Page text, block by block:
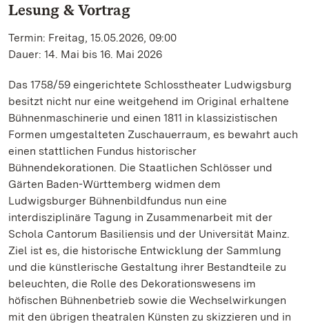
Lesung & Vortrag
Termin: Freitag, 15.05.2026, 09:00
Dauer: 14. Mai bis 16. Mai 2026
Das 1758/59 eingerichtete Schlosstheater Ludwigsburg
besitzt nicht nur eine weitgehend im Original erhaltene
Bühnenmaschinerie und einen 1811 in klassizistischen
Formen umgestalteten Zuschauerraum, es bewahrt auch
einen stattlichen Fundus historischer
Bühnendekorationen. Die Staatlichen Schlösser und
Gärten Baden-Württemberg widmen dem
Ludwigsburger Bühnenbildfundus nun eine
interdisziplinäre Tagung in Zusammenarbeit mit der
Schola Cantorum Basiliensis und der Universität Mainz.
Ziel ist es, die historische Entwicklung der Sammlung
und die künstlerische Gestaltung ihrer Bestandteile zu
beleuchten, die Rolle des Dekorationswesens im
höfischen Bühnenbetrieb sowie die Wechselwirkungen
mit den übrigen theatralen Künsten zu skizzieren und in